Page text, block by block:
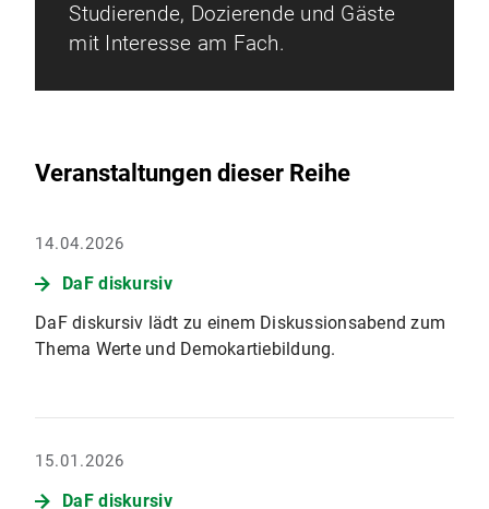
Studierende, Dozierende und Gäste
mit Interesse am Fach.
Veranstaltungen dieser Reihe
14.04.2026
DaF diskursiv
DaF diskursiv lädt zu einem Diskussionsabend zum
Thema Werte und Demokartiebildung.
15.01.2026
DaF diskursiv